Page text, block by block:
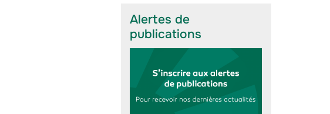
Alertes de
publications